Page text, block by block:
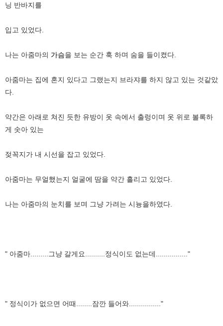
닝 반바지를
입고 있었다.
나는 아줌마의 가슴을 보는 순간 훅 하며 숨을 들이켰다.
아줌마는 집에 혼지 있다고 그랬는지 브라쟈를 하지 않고 있는 것같았
다.
약간은 아래로 쳐진 듯한 유방이 옷 속에서 출렁이며 옷 위로 볼록하
게 솟아 있는
젖꼭지가 내 시선을 잡고 있었다.
아줌마는 무얼했는지 얼굴에 땀을 약간 흘리고 있었다.
나는 아줌마의 눈치를 보며 그냥 가려는 시늉을하였다.
" 아줌마.........그냥 갈게요..........정식이도 없는데................"
" 정식이가 없으면 어때........잠깐 들어와................"